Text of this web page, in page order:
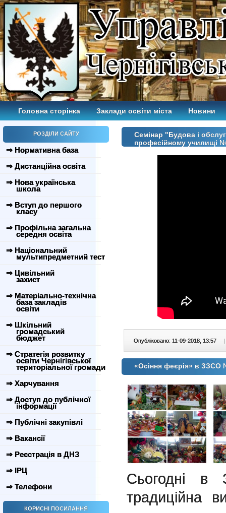
Головна сторінка Заклади освіти міста Новини
РОЗДІЛИ САЙТУ
⇒ Нормативна база
⇒ Дистанційна освіта
⇒ Нова українська
школа
⇒ Вступ до першого
класу
⇒ Профільна загальна
середня освіта
⇒ Національний
мультипредметний тест
⇒ Цивільний
захист
⇒ Матеріально-технічна
база закладів
освіти
⇒ Шкільний
громадський
бюджет
⇒ Стратегія розвитку
освіти Чернігівської
територіальної громади
⇒ Харчування
⇒ Доступ до публічної
інформації
⇒ Публічні закупівлі
⇒ Вакансії
⇒ Реєстрація в ДНЗ
⇒ ІРЦ
⇒ Телефони
КОРИСНІ ПОСИЛАННЯ
Cемінар "Будова і
професійному училищі
Опубліковано: 11-09-2018, 13:57 |
«Осіння феєрія» в ЗЗСО
Сьогодні
традиційна